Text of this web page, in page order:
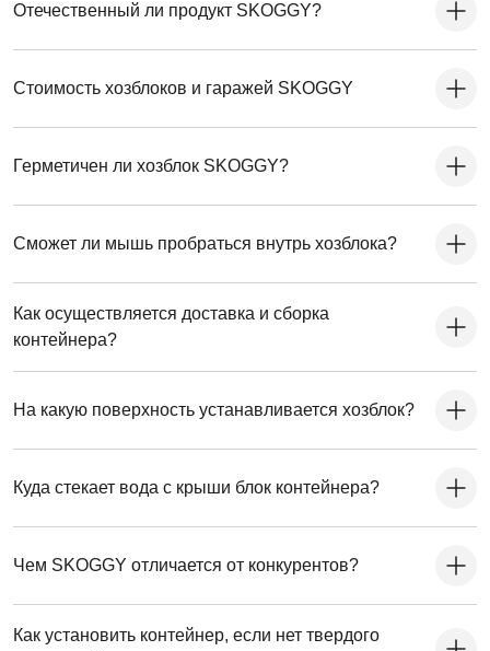
Отечественный ли продукт SKOGGY?
Стоимость хозблоков и гаражей SKOGGY
Герметичен ли хозблок SKOGGY?
Сможет ли мышь пробраться внутрь хозблока?
Как осуществляется доставка и сборка
контейнера?
На какую поверхность устанавливается хозблок?
Куда стекает вода с крыши блок контейнера?
Чем SKOGGY отличается от конкурентов?
Как установить контейнер, если нет твердого